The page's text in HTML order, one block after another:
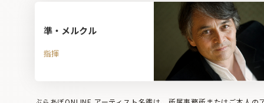
準・メルクル
指揮